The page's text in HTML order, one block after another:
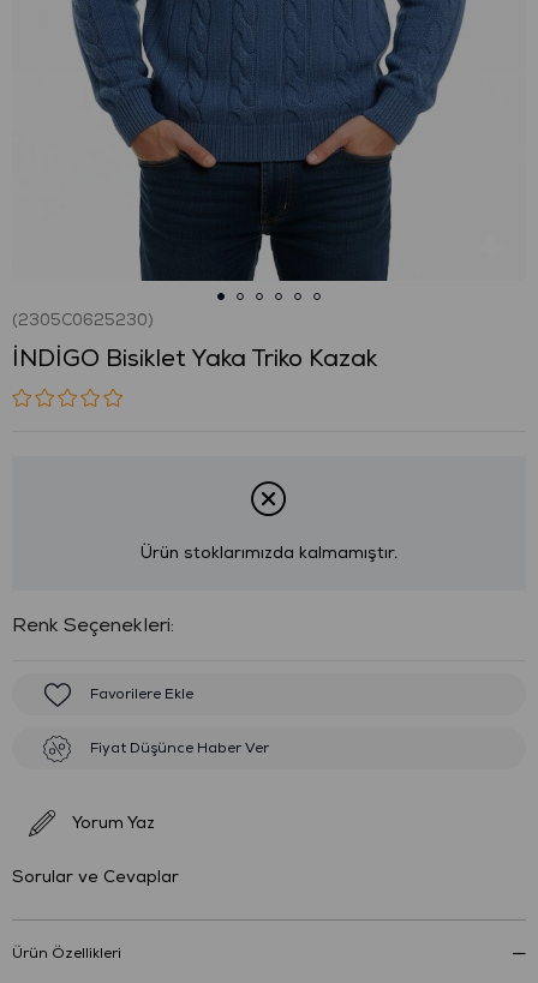
(2305C0625230)
İNDİGO Bisiklet Yaka Triko Kazak
Ürün stoklarımızda kalmamıştır.
:
Favorilere Ekle
Fiyat Düşünce Haber Ver
Yorum Yaz
Sorular ve Cevaplar
Ürün Özellikleri